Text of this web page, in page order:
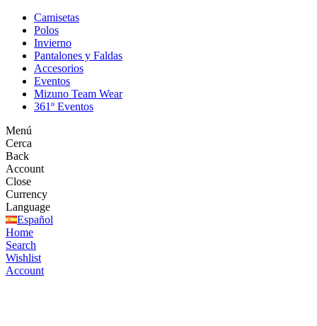
Camisetas
Polos
Invierno
Pantalones y Faldas
Accesorios
Eventos
Mizuno Team Wear
361º Eventos
Menú
Cerca
Back
Account
Close
Currency
Language
Español
Home
Search
Wishlist
Account